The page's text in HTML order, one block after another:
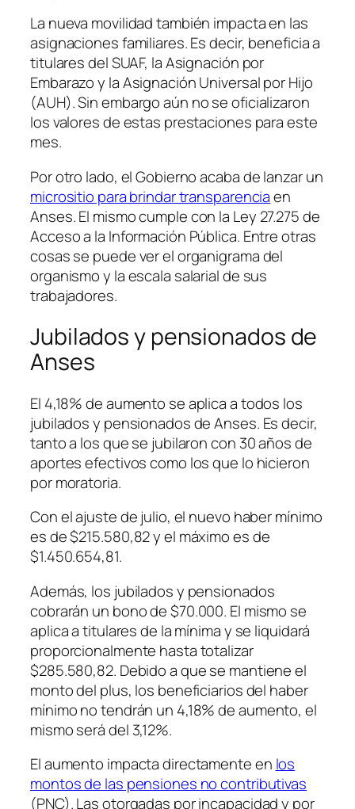
La nueva movilidad también impacta en las
asignaciones familiares. Es decir, beneficia a
titulares del SUAF, la Asignación por
Embarazo y la Asignación Universal por Hijo
(AUH). Sin embargo aún no se oficializaron
los valores de estas prestaciones para este
mes.
Por otro lado, el Gobierno acaba de lanzar un
micrositio para brindar transparenciaen
Anses. El mismo cumple con la Ley 27.275 de
Acceso a la Información Pública. Entre otras
cosas se puede ver el organigrama del
organismo y la escala salarial de sus
trabajadores.
Jubilados y pensionados de
Anses
El 4,18% de aumento se aplica a todos los
jubilados y pensionados de Anses. Es decir,
tanto a los que se jubilaron con 30 años de
aportes efectivos como los que lo hicieron
por moratoria.
Con el ajuste de julio, el nuevo haber mínimo
es de $215.580,82 y el máximo es de
$1.450.654,81.
Además, los jubilados y pensionados
cobrarán un bono de $70.000. El mismo se
aplica a titulares de la mínima y se liquidará
proporcionalmente hasta totalizar
$285.580,82. Debido a que se mantiene el
monto del plus, los beneficiarios del haber
mínimo no tendrán un 4,18% de aumento, el
mismo será del 3,12%.
El aumento impacta directamente en los
montos de las pensiones no contributivas
(PNC). Las otorgadas por incapacidad y por